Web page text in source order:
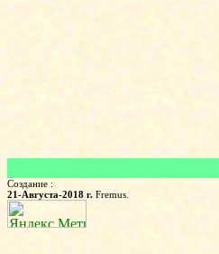
Создание :
21-Августа-2018 г. Fremus.